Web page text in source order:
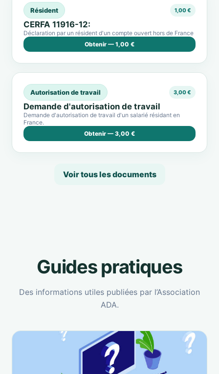
Résident 1,00 €
CERFA 11916-12:
Déclaration par un résident d'un compte ouvert hors de France
Obtenir — 1,00 €
Autorisation de travail 3,00 €
Demande d'autorisation de travail
Demande d'autorisation de travail d'un salarié résidant en
France.
Obtenir — 3,00 €
Voir tous les documents
Guides pratiques
Des informations utiles publiées par l’Association
ADA.